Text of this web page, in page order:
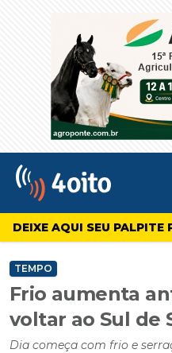
4oito
DEIXE AQUI SEU PALPITE
TEMPO
Frio aumenta
voltar ao Sul de
Dia começa com frio e